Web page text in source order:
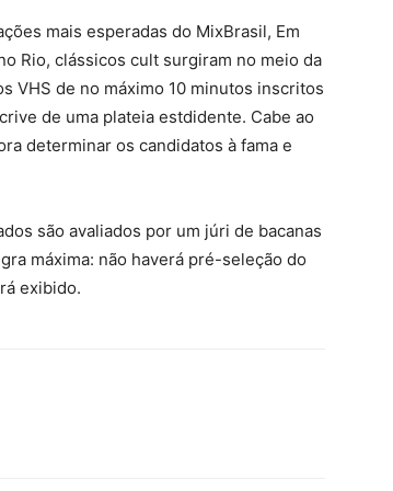
mais esperadas do MixBrasil, Em
Rio, clássicos cult surgiram no meio da
VHS de no máximo 10 minutos inscritos
de uma plateia estdidente. Cabe ao
determinar os candidatos à fama e
são avaliados por um júri de bacanas
máxima: não haverá pré-seleção do
exibido.